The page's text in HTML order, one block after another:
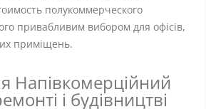
полукоммерческого
привабливим вибором для офісів,
приміщень.
Напівкомерційний
і будівництві